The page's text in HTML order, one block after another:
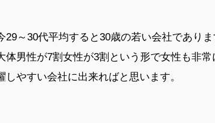
～30代平均すると30歳の若い会社でありま
男性が7割女性が3割という形で女性も非
しやすい会社に出来ればと思います。